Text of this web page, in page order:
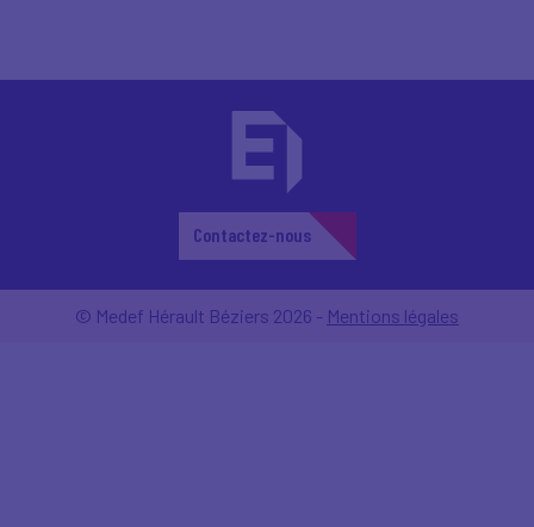
Contactez-nous
© Medef Hérault Béziers 2026 - Mentions légales